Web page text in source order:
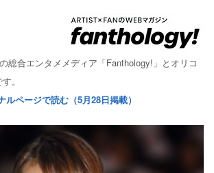
総合エンタメメディア「Fanthology!」とオリコ
。
ページで読む（5月28日掲載）